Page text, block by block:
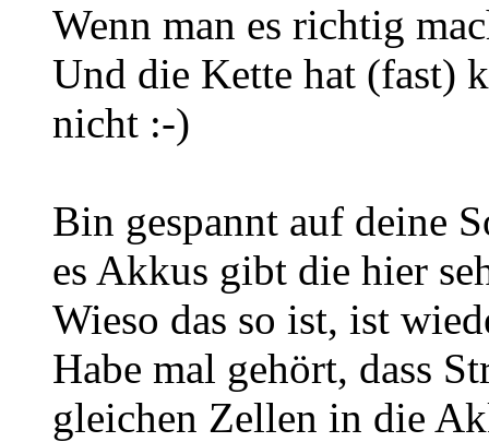
Wenn man es richtig
Und die Kette hat (fast)
nicht :-)
Bin gespannt auf deine
es Akkus gibt die hier
Wieso das so ist, ist
Habe mal gehört, dass
gleichen Zellen in die